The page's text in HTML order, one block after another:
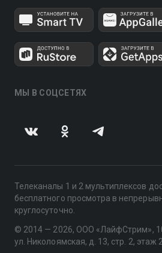
МЫ В СОЦСЕТЯХ
Телеканалы 1 и 2 мультиплексов
бесплатного просмотра в
круглосуточно.
© 2014 — 2026, ООО «ЛайфСтрим»,
ул. Николоямская, д. 13, стр. 2, этаж